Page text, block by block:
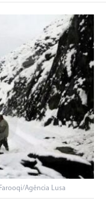
Agência Lusa